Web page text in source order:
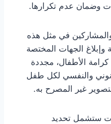
وضمان عدم تكرارها.
والمشاركين في مثل هذه
وإبلاغ الجهات المختصة
الأطفال، مجددة
والنفسي لكل طفل
غير المصرح به.
ستشمل تحديد